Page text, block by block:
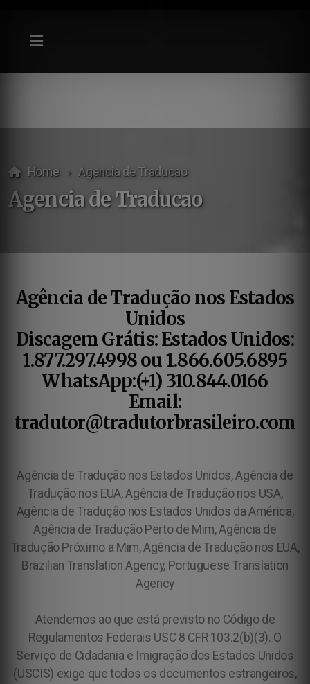
Home Agencia de Traducao
Agencia de Traducao
Agência de Tradução nos Estados
Unidos
Discagem Grátis: Estados Unidos:
1.877.297.4998 ou 1.866.605.6895
WhatsApp:(+1) 310.844.0166
Email:
tradutor@tradutorbrasileiro.com
Agência de Tradução nos Estados Unidos, Agência de
Tradução nos EUA, Agência de Tradução nos USA,
Agência de Tradução nos Estados Unidos da América,
Agência de Tradução Perto de Mim, Agência de
Tradução Próximo a Mim, Agência de Tradução nos EUA,
Brazilian Translation Agency, Portuguese Translation
Agency
Atendemos ao que está previsto no Código de
Regulamentos Federais USC 8 CFR 103.2(b)(3). O
Serviço de Cidadania e Imigração dos Estados Unidos
(USCIS) exige que todos os documentos estrangeiros,